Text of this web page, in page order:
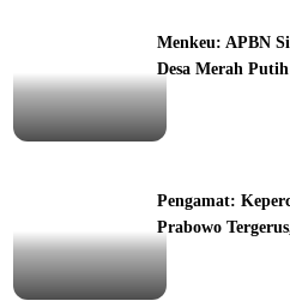
Menkeu: APBN
Desa Merah
Pengamat:
Prabowo